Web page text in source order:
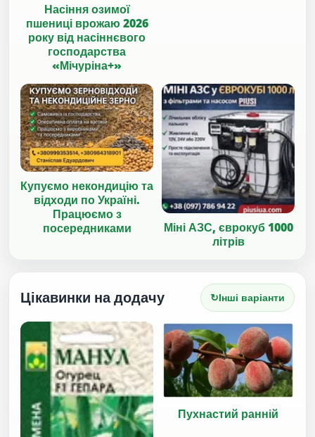
Насіння озимої
пшениці врожаю 2026
року від насіннєвого
господарства
«Мічуріна+»
Купуємо некондицію та
відходи по Україні.
Працюємо з
посередниками
Міні АЗС, єврокуб 1000
літрів
Цікавинки на додачу ↻Інші варіанти
Пухнастий ранній